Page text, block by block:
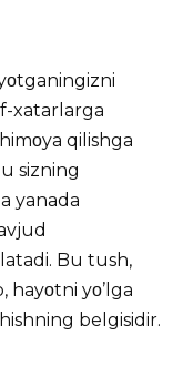
xatarlarga
qilishga
sizning
yanada
Bu tush,
yο’lga
belgisidir.